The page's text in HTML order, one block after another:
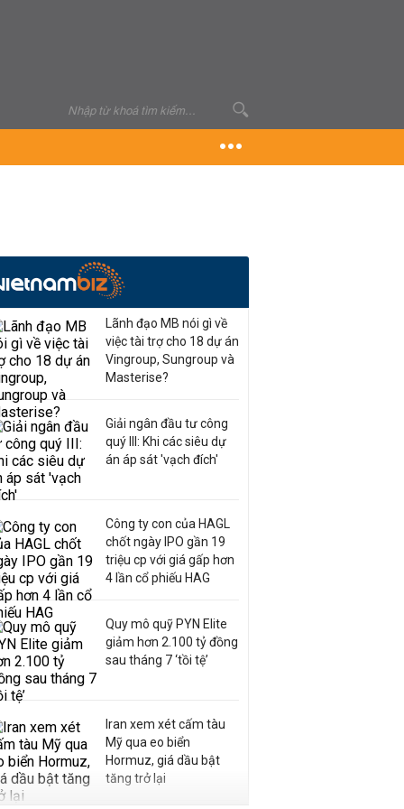
Lãnh đạo MB nói gì về
việc tài trợ cho 18 dự án
Vingroup, Sungroup và
Masterise?
Giải ngân đầu tư công
quý III: Khi các siêu dự
án áp sát 'vạch đích'
Công ty con của HAGL
chốt ngày IPO gần 19
triệu cp với giá gấp hơn
4 lần cổ phiếu HAG
Quy mô quỹ PYN Elite
giảm hơn 2.100 tỷ đồng
sau tháng 7 ‘tồi tệ’
Iran xem xét cấm tàu
Mỹ qua eo biển
Hormuz, giá dầu bật
tăng trở lại